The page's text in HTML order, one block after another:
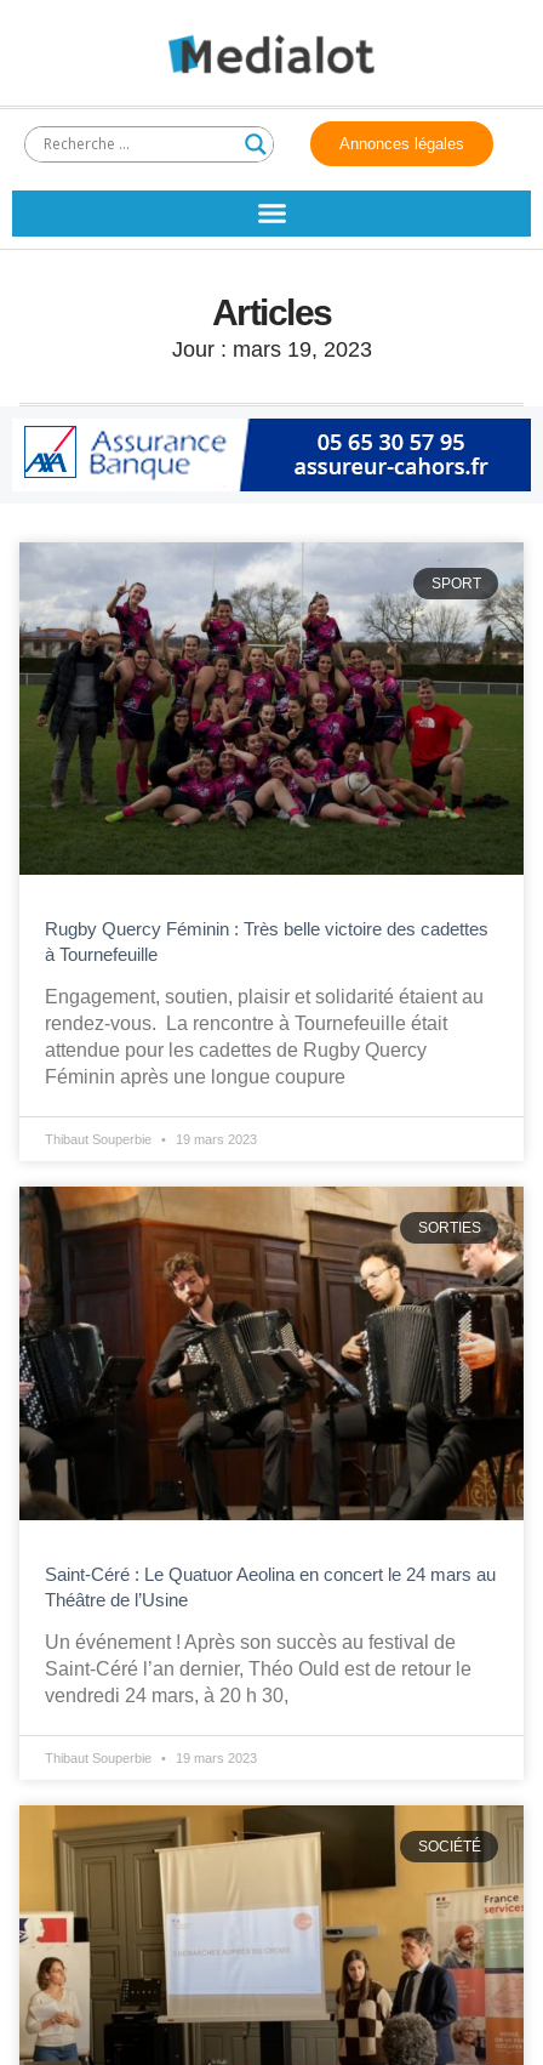
Annonces légales
Articles
Jour : mars 19, 2023
SPORT
Rugby Quercy Féminin : Très belle victoire des cadettes
à Tournefeuille
Engagement, soutien, plaisir et solidarité étaient au
rendez-vous. La rencontre à Tournefeuille était
attendue pour les cadettes de Rugby Quercy
Féminin après une longue coupure
Thibaut Souperbie 19 mars 2023
SORTIES
Saint-Céré : Le Quatuor Aeolina en concert le 24 mars au
Théâtre de l’Usine
Un événement ! Après son succès au festival de
Saint-Céré l’an dernier, Théo Ould est de retour le
vendredi 24 mars, à 20 h 30,
Thibaut Souperbie 19 mars 2023
SOCIÉTÉ